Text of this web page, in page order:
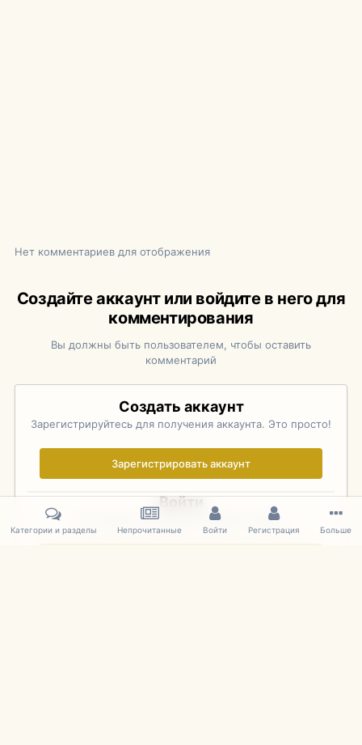
Нет комментариев для отображения
Создайте аккаунт или войдите в него для
комментирования
Вы должны быть пользователем, чтобы оставить
комментарий
Создать аккаунт
Зарегистрируйтесь для получения аккаунта. Это просто!
Зарегистрировать аккаунт
Войти
Уже зарегистрированы? Войдите здесь.
Категории и разделы Непрочитанные Войти Регистрация Больше